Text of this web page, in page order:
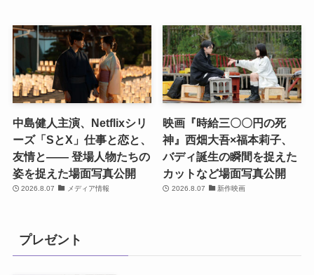
中島健人主演、Netflixシリ
ーズ「SとX」仕事と恋と、
友情と―― 登場人物たちの
姿を捉えた場面写真公開
2026.8.07 メディア情報
映画『時給三〇〇円の死
神』西畑大吾×福本莉子、
バディ誕生の瞬間を捉えた
カットなど場面写真公開
2026.8.07 新作映画
プレゼント